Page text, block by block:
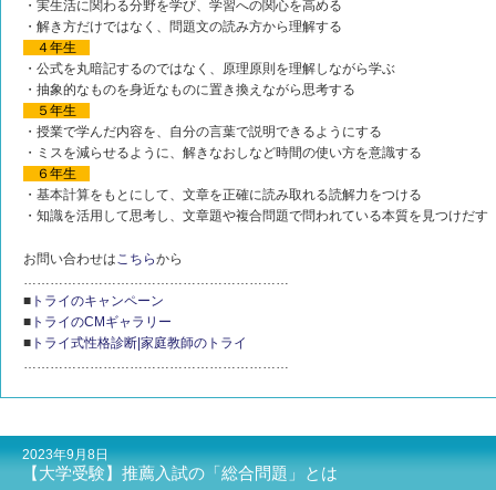
・実生活に関わる分野を学び、学習への関心を高める
・解き方だけではなく、問題文の読み方から理解する
４年生
・公式を丸暗記するのではなく、原理原則を理解しながら学ぶ
・抽象的なものを身近なものに置き換えながら思考する
５年生
・授業で学んだ内容を、自分の言葉で説明できるようにする
・ミスを減らせるように、解きなおしなど時間の使い方を意識する
６年生
・基本計算をもとにして、文章を正確に読み取れる読解力をつける
・知識を活用して思考し、文章題や複合問題で問われている本質を見つけだす
お問い合わせはこちらから
……………………………………………………
■ トライのキャンペーン
■ トライのCMギャラリー
■ トライ式性格診断|家庭教師のトライ
……………………………………………………
2023年9月8日
【大学受験】推薦入試の「総合問題」とは